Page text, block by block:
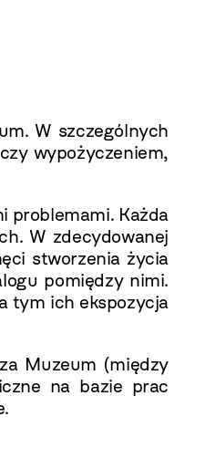
W szczególnych
wypożyczeniem,
problemami. Każda
W zdecydowanej
stworzenia życia
pomiędzy nimi.
tym ich ekspozycja
Muzeum (między
na bazie prac